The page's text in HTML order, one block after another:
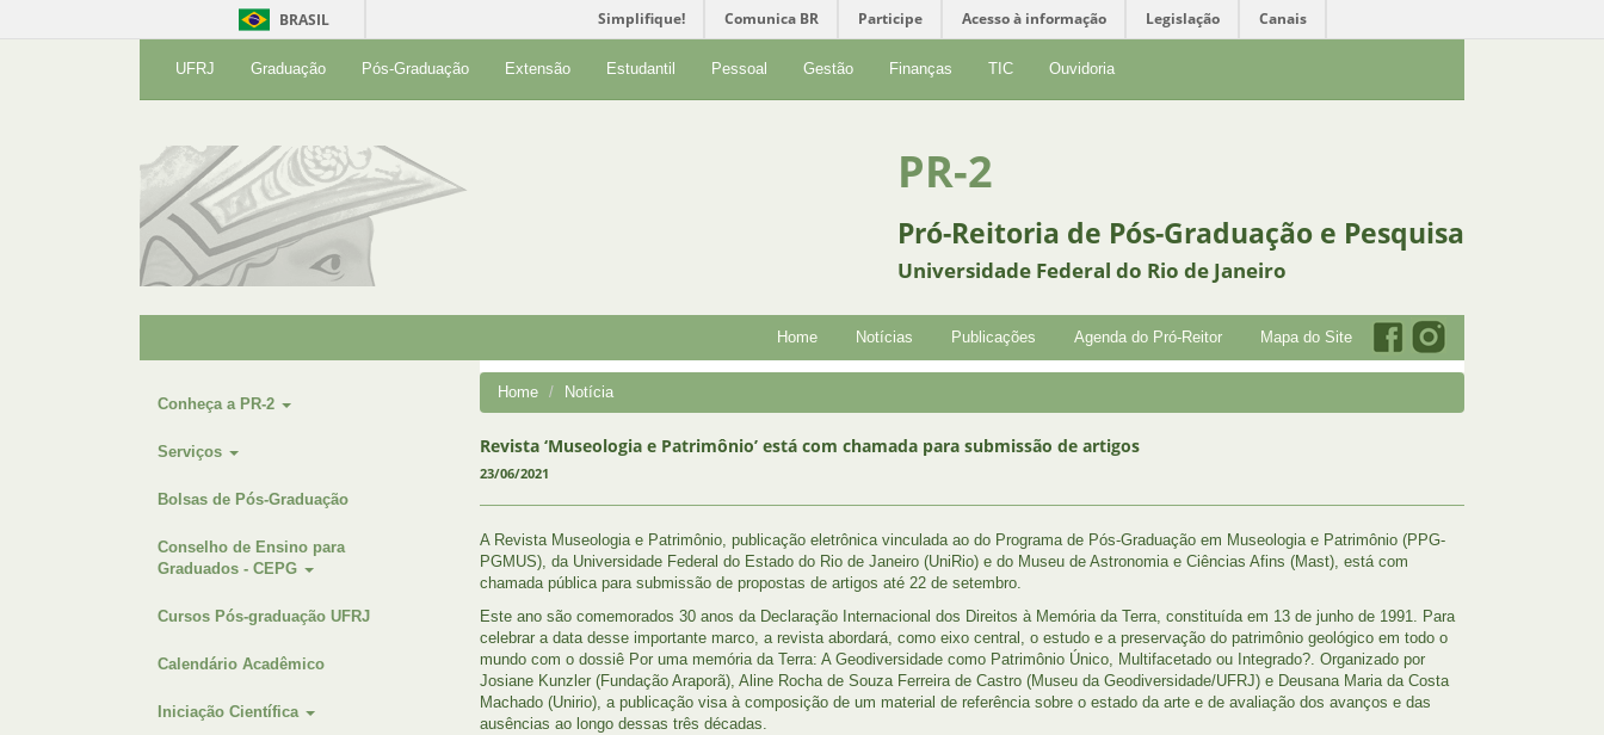
BRASIL Simplifique! Comunica BR Participe Acesso à informação Legislação Canais
UFRJ Graduação Pós-Graduação Extensão Estudantil Pessoal Gestão Finanças TIC Ouvidoria
PR-2
Pró-Reitoria de Pós-Graduação e Pesquisa
Universidade Federal do Rio de Janeiro
Home Notícias Publicações Agenda do Pró-Reitor Mapa do Site
Conheça a PR-2
Serviços
Bolsas de Pós-Graduação
Conselho de Ensino para
Graduados - CEPG
Cursos Pós-graduação UFRJ
Calendário Acadêmico
Iniciação Científica
Home Notícia
Revista ‘Museologia e Patrimônio’ está com chamada para submissão de artigos
23/06/2021
A Revista Museologia e Patrimônio, publicação eletrônica vinculada ao do Programa de Pós-Graduação em Museologia e Patrimônio (PPG-
PGMUS), da Universidade Federal do Estado do Rio de Janeiro (UniRio) e do Museu de Astronomia e Ciências Afins (Mast), está com
chamada pública para submissão de propostas de artigos até 22 de setembro.
Este ano são comemorados 30 anos da Declaração Internacional dos Direitos à Memória da Terra, constituída em 13 de junho de 1991. Para
celebrar a data desse importante marco, a revista abordará, como eixo central, o estudo e a preservação do patrimônio geológico em todo o
mundo com o dossiê Por uma memória da Terra: A Geodiversidade como Patrimônio Único, Multifacetado ou Integrado?. Organizado por
Josiane Kunzler (Fundação Araporã), Aline Rocha de Souza Ferreira de Castro (Museu da Geodiversidade/UFRJ) e Deusana Maria da Costa
Machado (Unirio), a publicação visa à composição de um material de referência sobre o estado da arte e de avaliação dos avanços e das
ausências ao longo dessas três décadas.